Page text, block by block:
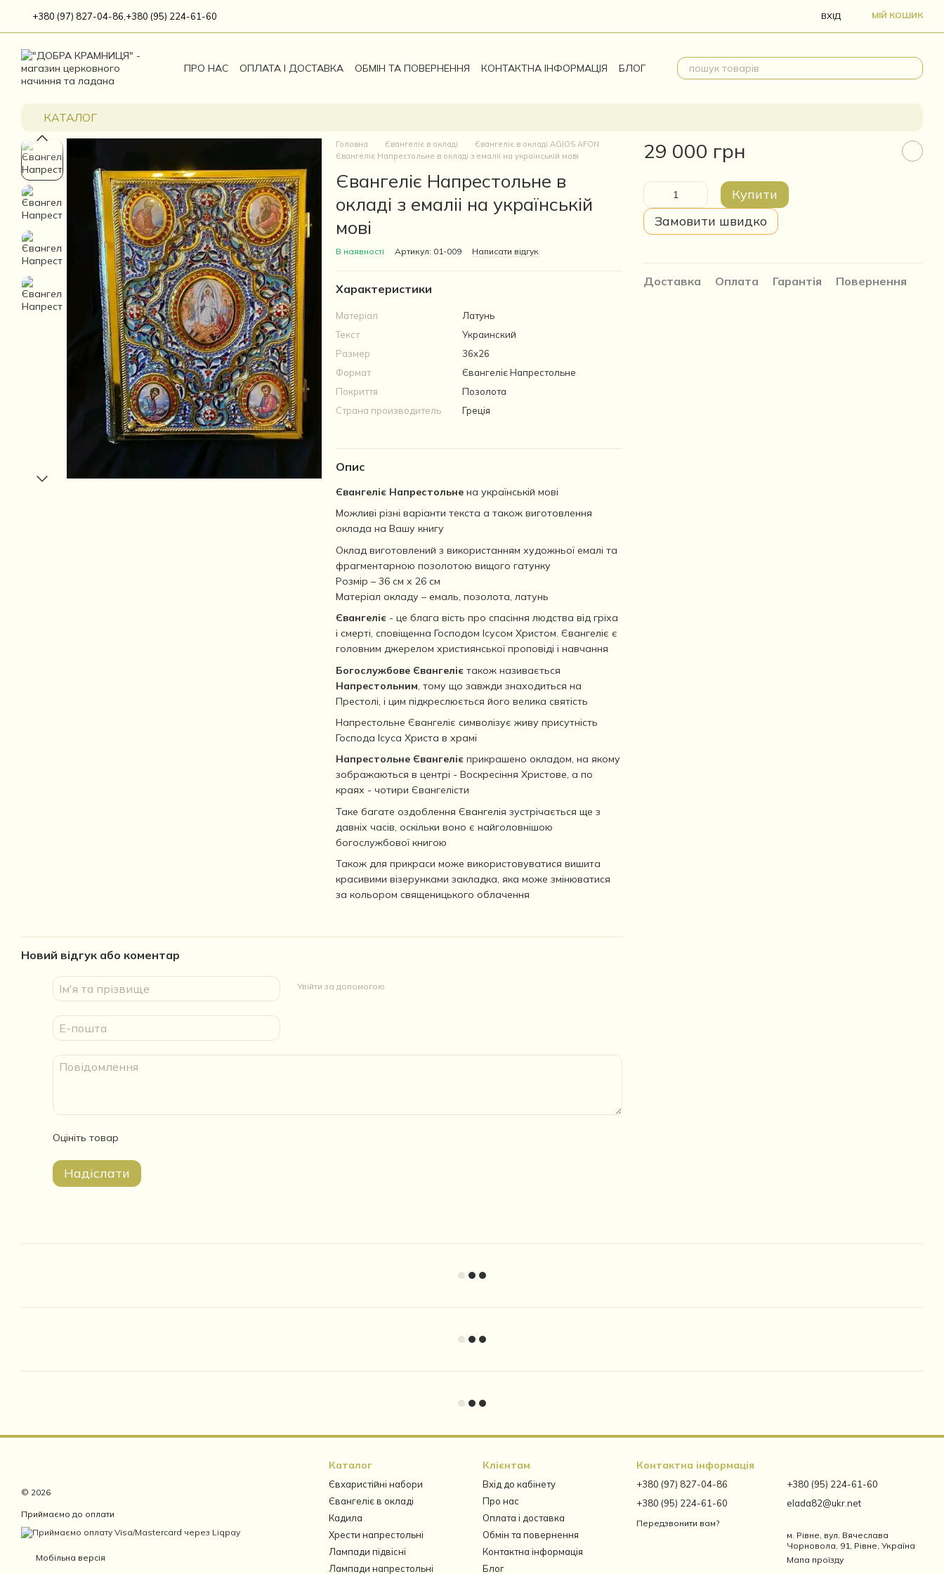
Перейти до основного контенту
+380 (97) 827-04-86, +380 (95) 224-61-60 ВХІД МІЙ КОШИК
ПРО НАС ОПЛАТА І ДОСТАВКА ОБМІН ТА ПОВЕРНЕННЯ КОНТАКТНА ІНФОРМАЦІЯ БЛОГ
КАТАЛОГ
Головна Євангеліє в окладі
Євангеліє в окладі AGIOS AFON
Євангеліє Напрестольне в окладі з емаліі на українській мові
Євангеліє Напрестольне в
окладі з емаліі на українській
мові
В наявності Артикул: 01-009 Написати відгук
Характеристики
Матеріал
Латунь
Текст
Украинский
Размер
36х26
Формат
Євангеліє Напрестольне
Покриття
Позолота
Страна производитель
Греція
Опис
Євангеліє Напрестольне на українській мові
Можливі різні варіанти текста а також виготовлення
оклада на Вашу книгу
Оклад виготовлений з використанням художньої емалі та
фрагментарною позолотою вищого гатунку
Розмір – 36 см х 26 см
Матеріал окладу – емаль, позолота, латунь
Євангеліє - це блага вість про спасіння людства від гріха
і смерті, сповіщенна Господом Ісусом Христом. Євангеліє є
головним джерелом християнської проповіді і навчання
Богослужбове Євангеліє також називається
Напрестольним , тому що завжди знаходиться на
Престолі, і цим підкреслюється його велика святість
Напрестольне Євангеліє символізує живу присутність
Господа Ісуса Христа в храмі
Напрестольне Євангеліє прикрашено окладом, на якому
зображаються в центрі - Воскресіння Христове, а по
краях - чотири Євангелісти
Таке багате оздоблення Євангелія зустрічається ще з
давніх часів, оскільки воно є найголовнішою
богослужбової книгою
Також для прикраси може використовуватися вишита
красивими візерунками закладка, яка може змінюватися
за кольором священицького облачення
29 000 грн
Купити
Замовити швидко
Доставка Оплата Гарантія Повернення
Новий відгук або коментар
Увійти за допомогою
Оцініть товар
Надіслати
© 2026
Приймаємо до оплати
Мобільна версія
Каталог
Євхаристійні набори
Євангеліє в окладі
Кадила
Хрести напрестольні
Лампади підвісні
Лампади напрестольні
Клієнтам
Вхід до кабінету
Про нас
Оплата і доставка
Обмін та повернення
Контактна інформація
Блог
Контактна інформація
+380 (97) 827-04-86
+380 (95) 224-61-60
Передзвонити вам?
+380 (95) 224-61-60
elada82@ukr.net
м. Рівне, вул. Вячеслава
Чорновола, 91, Рівне, Україна
Мапа проїзду